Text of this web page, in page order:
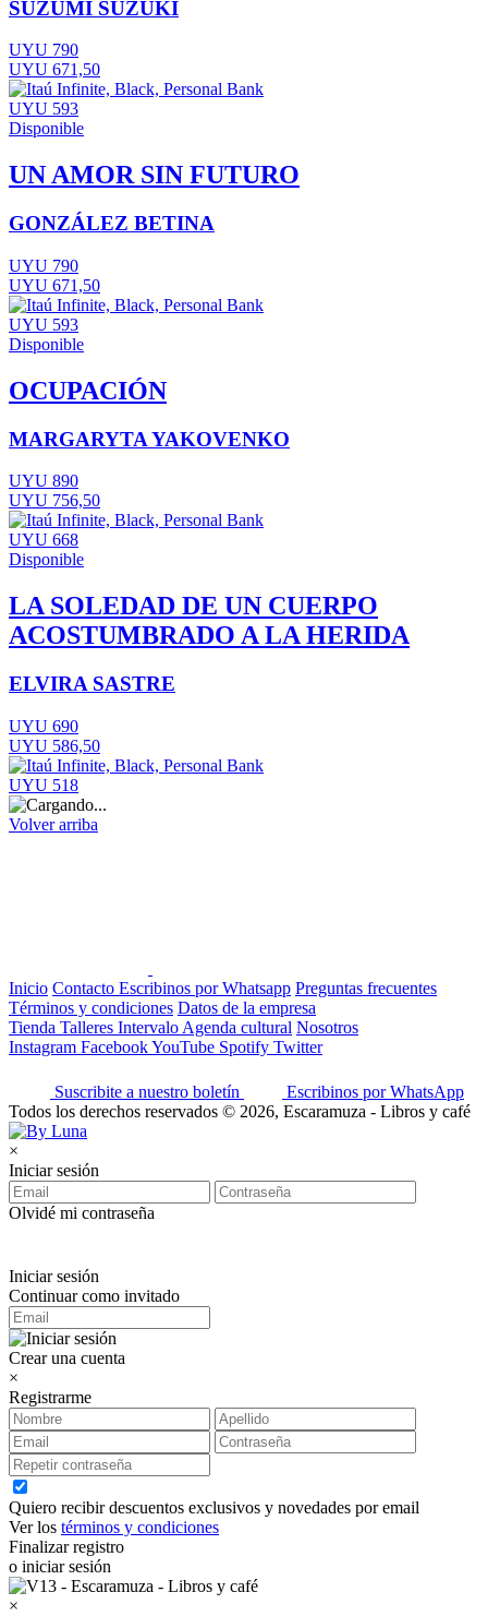
SUZUMI SUZUKI
UYU 790
UYU 671,50
UYU 593
Disponible
UN AMOR SIN FUTURO
GONZÁLEZ BETINA
UYU 790
UYU 671,50
UYU 593
Disponible
OCUPACIÓN
MARGARYTA YAKOVENKO
UYU 890
UYU 756,50
UYU 668
Disponible
LA SOLEDAD DE UN CUERPO
ACOSTUMBRADO A LA HERIDA
ELVIRA SASTRE
UYU 690
UYU 586,50
UYU 518
Volver arriba
Inicio Contacto Escribinos por Whatsapp Preguntas frecuentes
Términos y condiciones Datos de la empresa
Tienda Talleres Intervalo Agenda cultural Nosotros
Instagram FacebookYouTube Spotify Twitter
Suscribite a nuestro boletín
Escribinos por WhatsApp
Todos los derechos reservados © 2026, Escaramuza - Libros y café
×
Iniciar sesión
Olvidé mi contraseña
Iniciar sesión
Continuar como invitado
Crear una cuenta
×
Registrarme
Quiero recibir descuentos exclusivos y novedades por email
Ver los términos y condiciones
Finalizar registro
o iniciar sesión
×